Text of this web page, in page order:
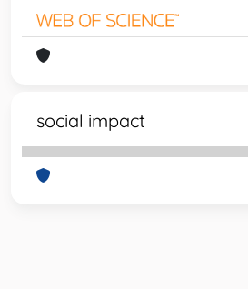
social impact